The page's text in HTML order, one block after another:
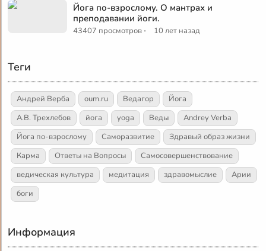
Йога по-взрослому. О мантрах и
преподавании йоги.
43407 просмотров · 10 лет назад
Теги
Андрей Верба oum.ru Ведагор
Йога
А.В. Трехлебов
йога yoga Веды
Andrey Verba
Йога по-взрослому
Саморазвитие
Здравый образ жизни
Карма
Ответы на Вопросы
Самосовершенствование
ведическая культура
медитация здравомыслие
Арии
боги
Информация